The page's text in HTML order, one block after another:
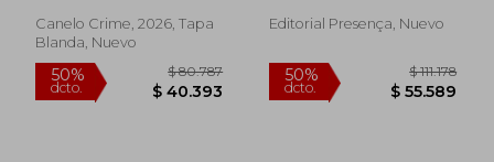
Twenty Years Later
Canelo Crime, 2026, Tapa
Blanda, Nuevo
Editorial Presença, Nuevo